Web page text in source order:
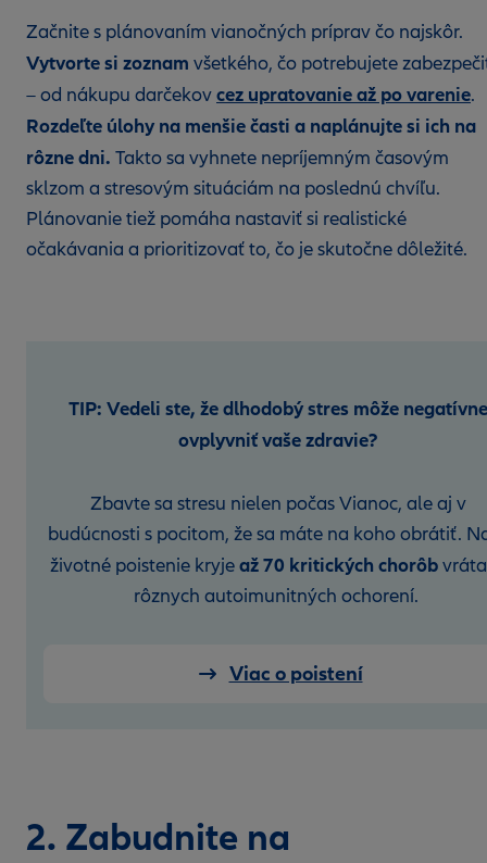
Začnite s plánovaním vianočných príprav čo najskôr.
Vytvorte si zoznam všetkého, čo potrebujete
– od nákupu darčekovcez upratovanie až po varenie.
Rozdeľte úlohy na menšie časti a naplánujte si ich na
rôzne dni. Takto sa vyhnete nepríjemným časovým
sklzom a stresovým situáciám na poslednú chvíľu.
Plánovanie tiež pomáha nastaviť si realistické
očakávania a prioritizovať to, čo je skutočne dôležité.
TIP: Vedeli ste, že dlhodobý stres môže negatívne
ovplyvniť vaše zdravie?
Zbavte sa stresu nielen počas Vianoc, ale aj v
budúcnosti s pocitom, že sa máte na koho obrátiť.
životné poistenie kryjeaž 70 kritických chorôb
rôznych autoimunitných ochorení.
Viac o poistení
2. Zabudnite na